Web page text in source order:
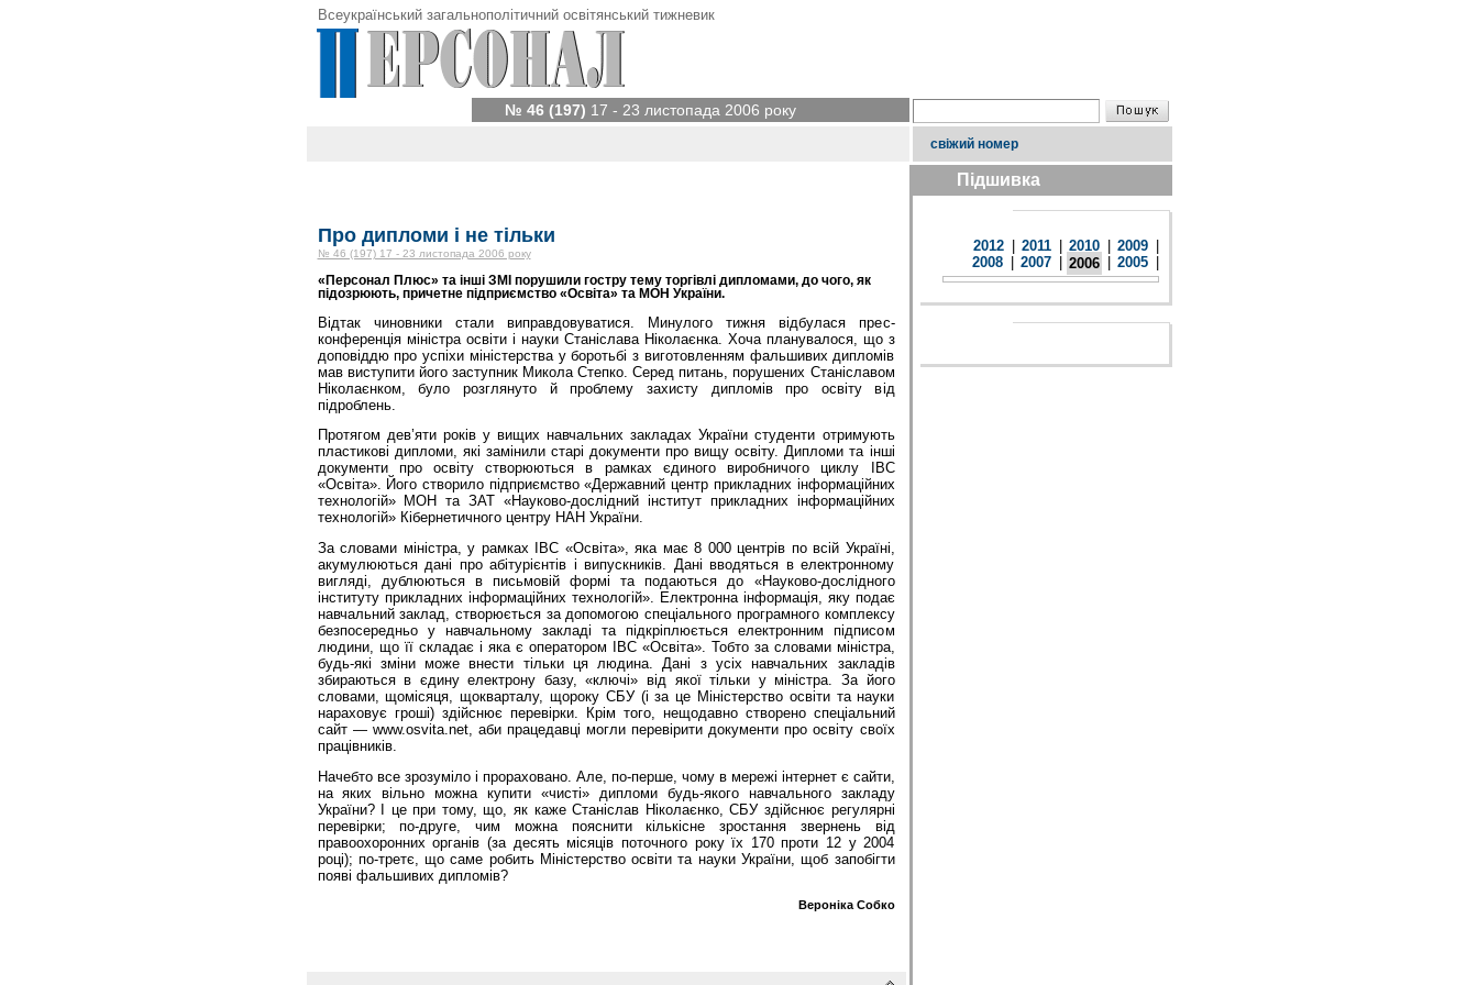
Всеукраїнський загальнополітичний освітянський тижневик
№ 46 (197) 17 - 23 листопада 2006 року
свіжий номер
Про дипломи і не тільки
№ 46 (197) 17 - 23 листопада 2006 року
«Персонал Плюс» та інші ЗМІ порушили гостру тему торгівлі дипломами, до чого, як
підозрюють, причетне під­приємство «Освіта» та МОН України.
Відтак чиновники стали виправдовуватися. Минулого тижня відбулася прес-
конференція міністра освіти і науки Станіслава Ніколаєнка. Хоча планувалося, що з
доповіддю про успіхи міністерства у боротьбі з виготовленням фальшивих дипломів
мав виступити його заступник Микола Степко. Серед питань, порушених Станіславом
Ніколаєнком, було розглянуто й проблему захисту дипломів про освіту від
підроблень.
Протягом дев’яти років у вищих навчальних закладах України студенти отримують
пластикові дипломи, які замінили старі документи про вищу освіту. Дипломи та інші
документи про освіту створюються в рамках єдиного виробничого циклу ІВС
«Освіта». Його створило підприємство «Державний центр прикладних інформаційних
технологій» МОН та ЗАТ «Науково-дослідний інститут прикладних інформаційних
технологій» Кібернетичного центру НАН України.
За словами міністра, у рамках ІВС «Освіта», яка має 8 000 центрів по всій Україні,
акумулюються дані про абітурієнтів і випускників. Дані вводяться в електронному
вигляді, дублюються в письмовій формі та подаються до «Науково-дослідного
інституту прикладних інформаційних техноло­гій». Електронна інформація, яку подає
навчальний заклад, створюється за допомогою спеціального програмного комплексу
безпосередньо у навчальному закладі та підкрі­плюється електронним підписом
людини, що її складає і яка є оператором ІВС «Освіта». Тобто за словами міністра,
будь-які зміни може внести тільки ця людина. Дані з усіх навчальних закладів
збираються в єдину електрону базу, «ключі» від якої тільки у міністра. За його
словами, щомісяця, щокварталу, щороку СБУ (і за це Міні­стерство освіти та науки
нараховує гроші) здійснює перевірки. Крім того, нещодавно створено спеціальний
сайт — www.osvita.net, аби працедавці могли перевірити документи про освіту своїх
працівників.
Начебто все зрозуміло і прораховано. Але, по-перше, чому в мережі інтернет є сайти,
на яких вільно можна купити «чисті» дипломи будь-якого навчального закладу
України? І це при тому, що, як каже Станіслав Ніколаєнко, СБУ здійснює регулярні
перевірки; по-друге, чим можна пояснити кількісне зростання звернень від
правоохоронних органів (за десять місяців поточного року їх 170 проти 12 у 2004
році); по-третє, що саме робить Міністерство освіти та науки України, щоб запобігти
появі фальшивих дипломів?
Вероніка Собко
Підшивка
2012 2011 2010 2009
2008
2007 2006 2005